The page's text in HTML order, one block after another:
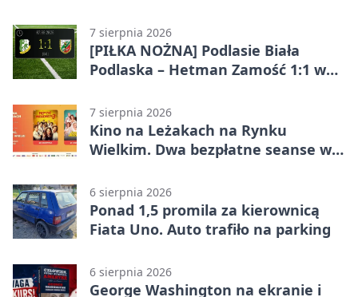
7 sierpnia 2026
[PIŁKA NOŻNA] Podlasie Biała
Podlaska – Hetman Zamość 1:1 w
podział punktów po bezbramkowej
pierwszej połowie
7 sierpnia 2026
Kino na Leżakach na Rynku
Wielkim. Dwa bezpłatne seanse w
6 sierpnia 2026
Ponad 1,5 promila za kierownicą
Fiata Uno. Auto trafiło na parking
6 sierpnia 2026
George Washington na ekranie i